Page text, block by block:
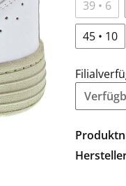
39 • 6
45 • 10